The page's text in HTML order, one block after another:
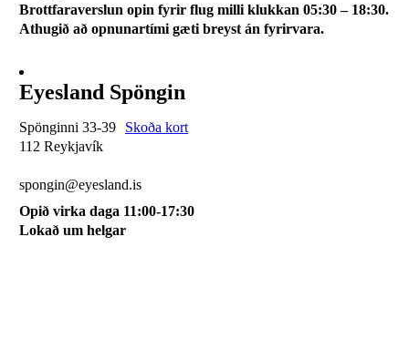
Brottfaraverslun opin fyrir flug milli klukkan 05:30 – 18:30.
Athugið að opnunartími gæti breyst án fyrirvara.
Eyesland Spöngin
Spönginni 33-39
Skoða kort
112 Reykjavík
spongin@eyesland.is
Opið virka daga 11:00-17:30
Lokað um helgar